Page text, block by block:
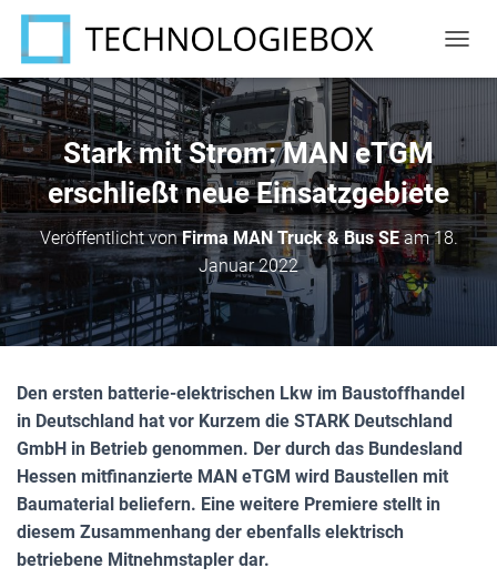
A
G
A
T
O
N
U
M
H
L
N
Stark mit Strom: MAN eTGM
erschließt neue Einsatzgebiete
Veröffentlicht vonFirma MAN Truck & Bus SEam18.
Januar 2022
Den ersten batterie-elektrischen Lkw im Baustoffhandel
in Deutschland hat vor Kurzem die STARK Deutschland
GmbH in Betrieb genommen. Der durch das Bundesland
Hessen mitfinanzierte MAN eTGM wird Baustellen mit
Baumaterial beliefern. Eine weitere Premiere stellt in
diesem Zusammenhang der ebenfalls elektrisch
betriebene Mitnehmstapler dar.